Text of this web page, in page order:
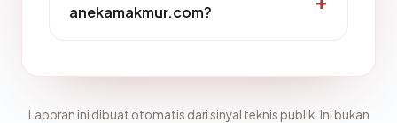
anekamakmur.com?
Laporan ini dibuat otomatis dari sinyal teknis publik. Ini bukan